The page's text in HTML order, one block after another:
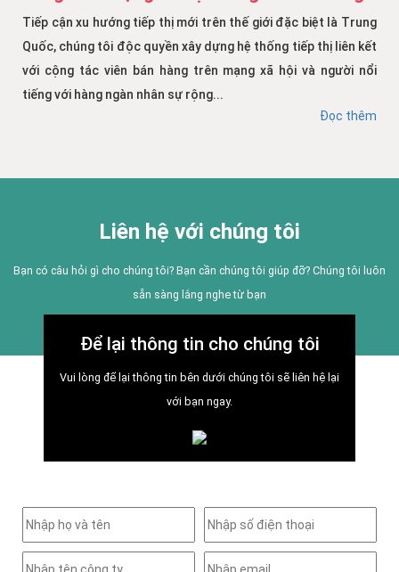
Tiếp cận xu hướng tiếp thị mới trên thế giới đặc biệt là Trung
Quốc, chúng tôi độc quyền xây dựng hệ thống tiếp thị liên kết
với cộng tác viên bán hàng trên mạng xã hội và người nổi
tiếng với hàng ngàn nhân sự rộng...
Đọc thêm
Liên hệ với chúng tôi
Bạn có câu hỏi gì cho chúng tôi? Bạn cần chúng tôi giúp đỡ? Chúng tôi luôn
sẵn sàng lắng nghe từ bạn
Để lại thông tin cho chúng tôi
Vui lòng để lại thông tin bên dưới chúng tôi sẽ liên hệ lại
với bạn ngay.